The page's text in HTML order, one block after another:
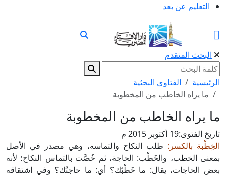
التعليم عن بعد
البحث المتقدم
الرئيسية
الفتاوى البحثية
ما يراه الخاطب من المخطوبة
ما يراه الخاطب من المخطوبة
تاريخ الفتوى:19 أكتوبر 2015 م
الخِطْبة بالكسر: طلب النكاح والتماسه، وهي مصدر في الأصل
بمعنى الخطب، والخَطْب: الحاجة، ثم خُصَّت بالتماس النكاح؛ لأنه
بعض الحاجات، يقال: ما خَطْبُك؟ أي: ما حاجتُك؟ وفي اشتقاقه